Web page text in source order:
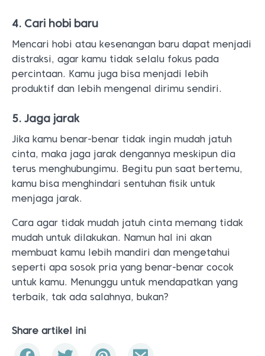
4. Cari hobi baru
Mencari hobi atau kesenangan baru dapat menjadi
distraksi, agar kamu tidak selalu fokus pada
percintaan. Kamu juga bisa menjadi lebih
produktif dan lebih mengenal dirimu sendiri.
5. Jaga jarak
Jika kamu benar-benar tidak ingin mudah jatuh
cinta, maka jaga jarak dengannya meskipun dia
terus menghubungimu. Begitu pun saat bertemu,
kamu bisa menghindari sentuhan fisik untuk
menjaga jarak.
Cara agar tidak mudah jatuh cinta memang tidak
mudah untuk dilakukan. Namun hal ini akan
membuat kamu lebih mandiri dan mengetahui
seperti apa sosok pria yang benar-benar cocok
untuk kamu. Menunggu untuk mendapatkan yang
terbaik, tak ada salahnya, bukan?
Share artikel ini